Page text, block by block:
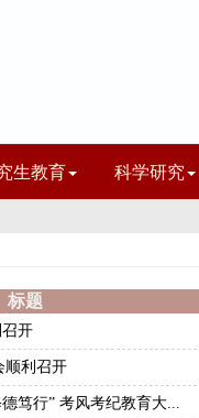
生教育 科学研究
标题
开
顺利召开
笃行” 考风考纪教育大...